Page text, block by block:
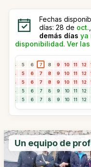
Fechas
días: 28 de oct.
demás días ya
disponibilidad. Ver
4 5 6 7 8 9 10 11 12
4 5 6 7 8 9 10 11 12
4 5 6 7 8 9 10 11 12
4 5 6 7 8 9 10 11 12
4 5 6 7 8 9 10 11 12
Un equipo de